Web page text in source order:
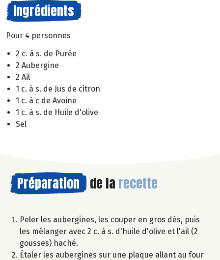
Ingrédients
Pour 4 personnes
2 c. à s. de Purée
2 Aubergine
2 Ail
1 c. à s. de Jus de citron
1 c. à c de Avoine
1 c. à s. de Huile d'olive
Sel
Préparation de la recette
Peler les aubergines, les couper en gros dés, puis
les mélanger avec 2 c. à s. d'huile d'olive et l'ail (2
gousses) haché.
Étaler les aubergines sur une plaque allant au four